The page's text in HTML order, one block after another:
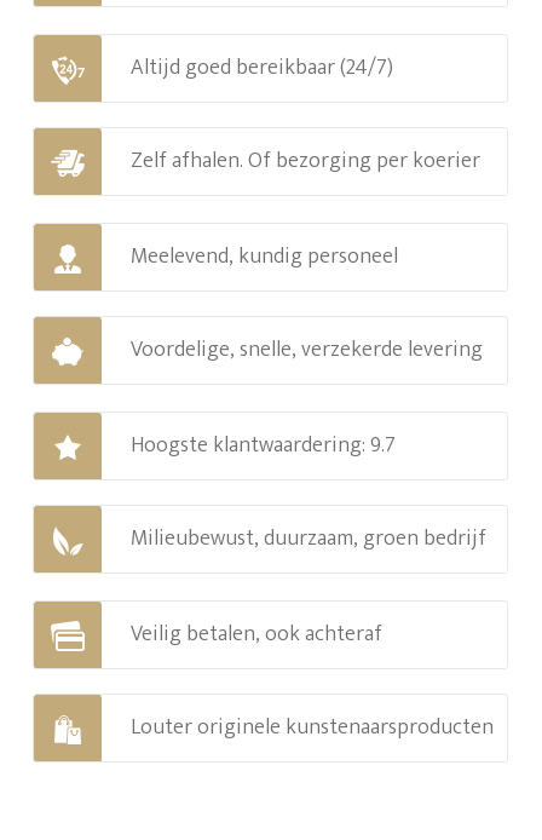
Altijd goed bereikbaar (24/7)
Zelf afhalen. Of bezorging per koerier
Meelevend, kundig personeel
Voordelige, snelle, verzekerde levering
Hoogste klantwaardering: 9.7
Milieubewust, duurzaam, groen bedrijf
Veilig betalen, ook achteraf
Louter originele kunstenaarsproducten